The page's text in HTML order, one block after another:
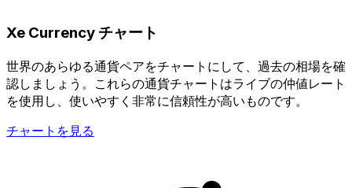
Xe Currency チャート
世界のあらゆる通貨ペアをチャートにして、過去の相場を確
認しましょう。これらの通貨チャートはライブの仲値レート
を使用し、使いやすく非常に信頼性が高いものです。
チャートを見る